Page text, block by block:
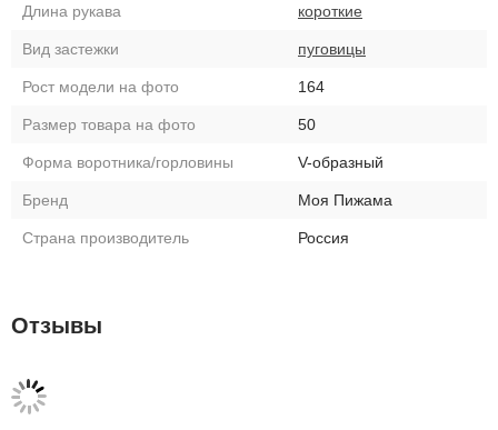
Длина рукава короткие
Вид застежки пуговицы
Рост модели на фото 164
Размер товара на фото 50
Форма воротника/горловины V-образный
Бренд Моя Пижама
Страна производитель Россия
Отзывы